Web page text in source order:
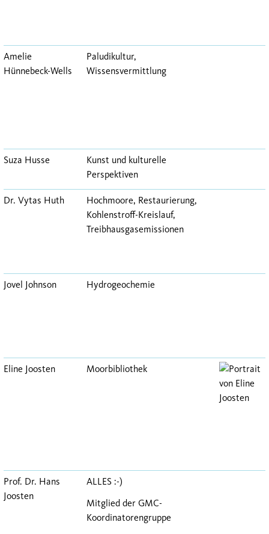
Amelie
Hünnebeck-Wells
Paludikultur,
Wissensvermittlung
Suza Husse
Kunst und kulturelle
Perspektiven
Dr. Vytas Huth
Hochmoore, Restaurierung,
Kohlenstroff-Kreislauf,
Treibhausgasemissionen
Jovel Johnson Hydrogeochemie
Eline Joosten Moorbibliothek
Prof. Dr. Hans
Joosten
ALLES :-)
Mitglied der GMC-
Koordinatorengruppe